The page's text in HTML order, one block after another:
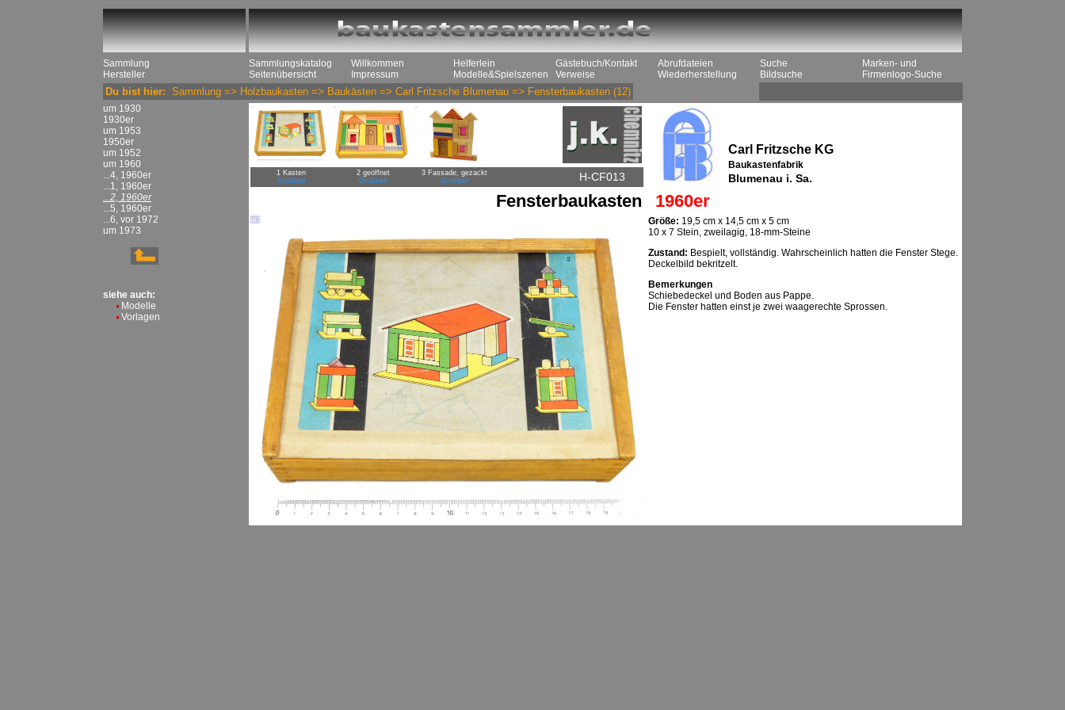
Sammlung
Hersteller
Sammlungskatalog
Seitenübersicht
Willkommen
Impressum
Helferlein
Modelle&Spielszenen
Gästebuch/Kontakt
Verweise
Abrufdateien
Wiederherstellung
Suche
Bildsuche
Marken- und
Firmenlogo-Suche
Du bist hier: Sammlung => Holzbaukasten => Baukästen => Carl Fritzsche Blumenau => Fensterbaukasten (12)
um 1930
1930er
um 1953
1950er
um 1952
um 1960
...4, 1960er
...1, 1960er
...2, 1960er
...5, 1960er
...6, vor 1972
um 1973
siehe auch:
Modelle
Vorlagen
1 Kasten
Großbild
2 geöffnet
Großbild
3 Fassade, gezackt
Großbild
H-CF013
Carl Fritzsche KG
Baukastenfabrik
Blumenau i. Sa.
Fensterbaukasten 1960er
Größe: 19,5 cm x 14,5 cm x 5 cm
10 x 7 Stein, zweilagig, 18-mm-Steine
Zustand: Bespielt, vollständig. Wahrscheinlich hatten die Fenster Stege.
Deckelbild bekritzelt.
Bemerkungen
Schiebedeckel und Boden aus Pappe.
Die Fenster hatten einst je zwei waagerechte Sprossen.